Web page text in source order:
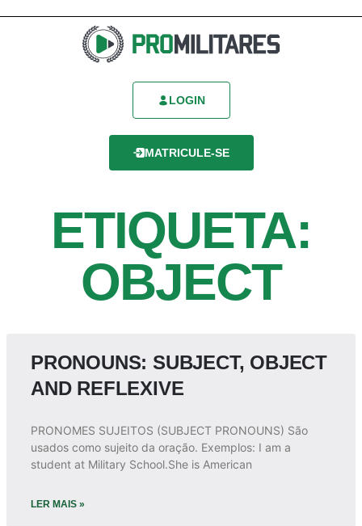
LOGIN
MATRICULE-SE
ETIQUETA:
OBJECT
PRONOUNS: SUBJECT, OBJECT
AND REFLEXIVE
PRONOMES SUJEITOS (SUBJECT PRONOUNS) São
usados como sujeito da oração. Exemplos: I am a
student at Military School.She is American
LER MAIS »